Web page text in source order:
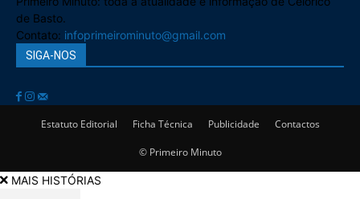
de Basto.
Contato: infoprimeirominuto@gmail.com
SIGA-NOS
Estatuto Editorial Ficha Técnica Publicidade Contactos
© Primeiro Minuto
MAIS HISTÓRIAS